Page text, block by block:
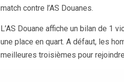
match contre l’AS Douanes.
L’AS Douane affiche un bilan de 1
une place en quart. A défaut, les
meilleures troisièmes pour